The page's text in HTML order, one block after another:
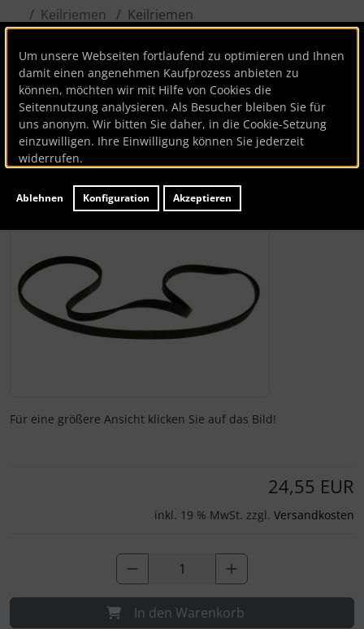
Keilriemen
Keilriemen
Bauknecht
Keilriemen
Artikelnummer BK48121
Hersteller:Bauknecht
Lieferzeit: ca. 1-3 Werktage
Wenn mehr als ein Produktbild existiert, können Sie die
Für eine größere Ansicht klicken Sie auf das Bild!
24,55 EUR
inkl. 19 % MwSt. zzgl. Versandkosten
In den Warenkorb
Um unsere Webseiten fortlaufend zu optimieren und Ihnen
damit einen angenehmen Kaufprozess anbieten zu
können, möchten wir mit Hilfe von Cookies die
Seitennutzung analysieren. Als Besucher bleiben Sie für
uns anonym. Wir bitten Sie daher, in die Cookie-Setzung
einzuwilligen. Ihre Einwilligung können Sie jederzeit
widerrufen.
Akzeptieren
Ablehnen Konfiguration